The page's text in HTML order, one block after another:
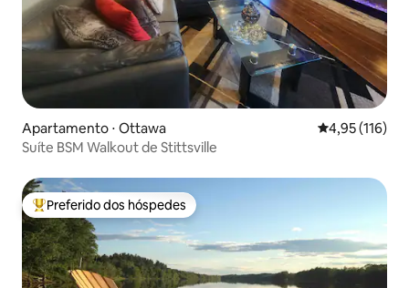
Apartamento ⋅ Ottawa 4,95 de uma
4,95 (116)
Suíte BSM Walkout de Stittsville
Entre os melhores preferidos dos hóspedes
Preferido dos hóspedes